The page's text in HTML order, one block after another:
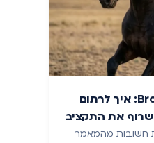
הקאמבק של Broad Match: איך לרתום
חשובות מהמאמר